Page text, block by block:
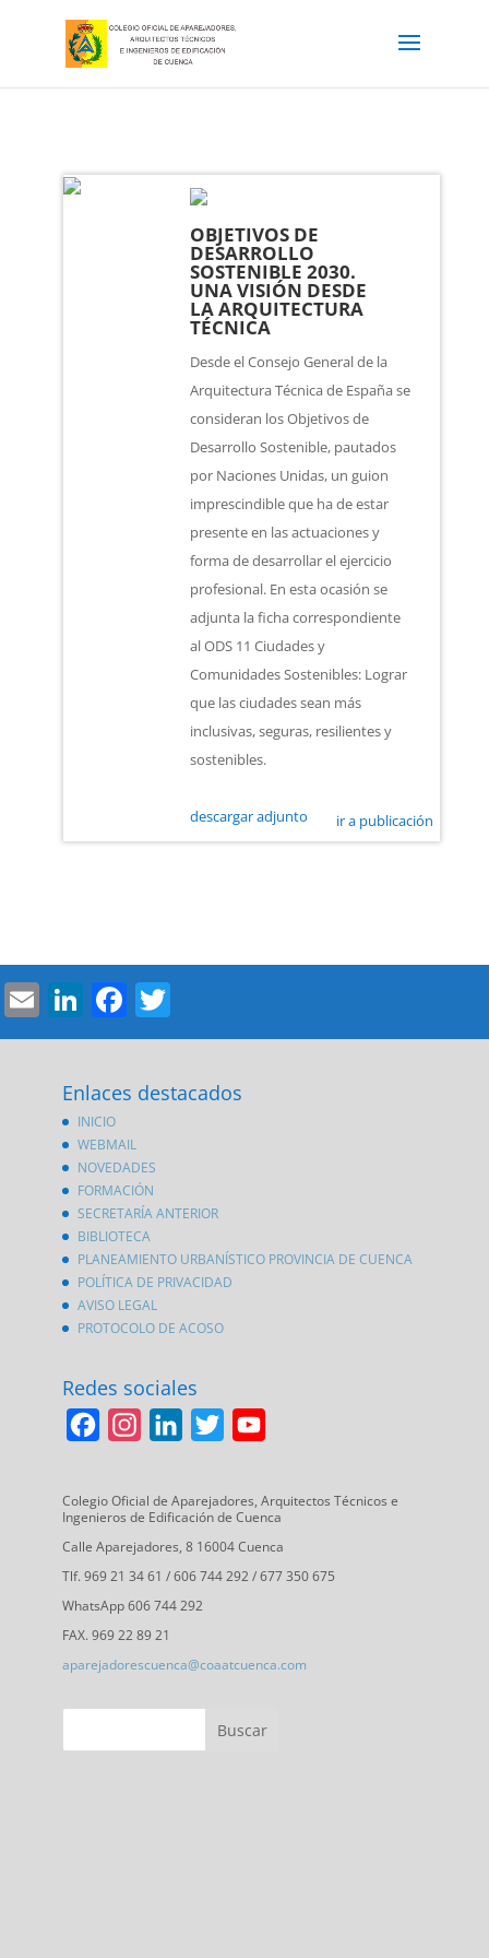
OBJETIVOS DE
DESARROLLO
SOSTENIBLE 2030.
UNA VISIÓN DESDE
LA ARQUITECTURA
TÉCNICA
Desde el Consejo General de la
Arquitectura Técnica de España se
consideran los Objetivos de
Desarrollo Sostenible, pautados
por Naciones Unidas, un guion
imprescindible que ha de estar
presente en las actuaciones y
forma de desarrollar el ejercicio
profesional. En esta ocasión se
adjunta la ficha correspondiente
al ODS 11 Ciudades y
Comunidades Sostenibles: Lograr
que las ciudades sean más
inclusivas, seguras, resilientes y
sostenibles.
descargar adjunto ir a publicación
EmailLinkedIn
Facebook
Enlaces destacados
INICIO
WEBMAIL
NOVEDADES
FORMACIÓN
SECRETARÍA ANTERIOR
BIBLIOTECA
PLANEAMIENTO URBANÍSTICO PROVINCIA DE CUENCA
POLÍTICA DE PRIVACIDAD
AVISO LEGAL
PROTOCOLO DE ACOSO
Redes sociales
c
e
b
o
s
t
a
g
k
e
d
n
i
t
t
e
u
T
u
b
Colegio Oficial de Aparejadores, Arquitectos Técnicos e
Ingenieros de Edificación de Cuenca
Calle Aparejadores, 8 16004 Cuenca
Tlf. 969 21 34 61 / 606 744 292 / 677 350 675
WhatsApp 606 744 292
FAX. 969 22 89 21
aparejadorescuenca@coaatcuenca.com